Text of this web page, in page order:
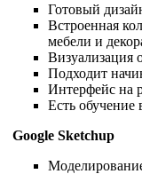
Готовый
Встроенная
мебели и
Визуализация
Подходит
Интерфейс на
Есть обучение
Google Sketchup